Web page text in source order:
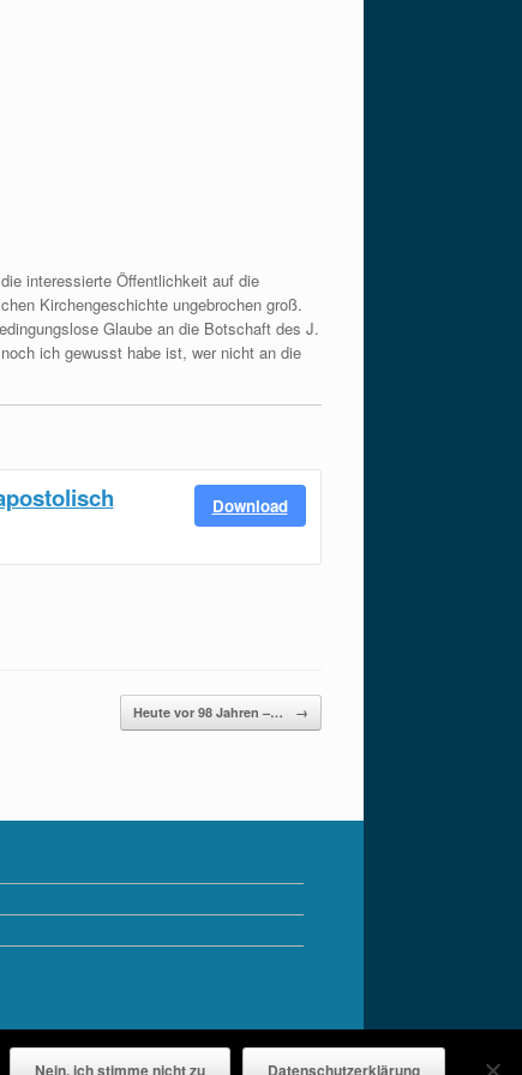
interessierte Öffentlichkeit auf die
Kirchengeschichte ungebrochen groß.
Glaube an die Botschaft des J.
ich gewusst habe ist, wer nicht an die
Download
Heute vor 98 Jahren –… →
Nein, ich stimme nicht zu Datenschutzerklärung